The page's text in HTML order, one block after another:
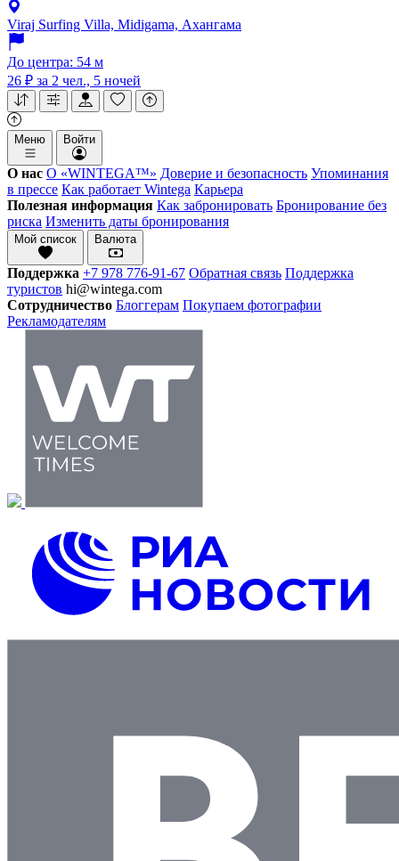
Viraj Surfing Villa, Midigama, Ахангама
До центра: 54 м
26 ₽ за 2 чел., 5 ночей
Меню Войти
О нас О «WINTEGA™» Доверие и безопасность Упоминания
в прессе Как работает Wintega Карьера
Полезная информация Как забронировать Бронирование без
риска Изменить даты бронирования
Мой список Валюта
Поддержка +7 978 776-91-67 Обратная связь Поддержка
туристов hi@wintega.com
Сотрудничество Блоггерам Покупаем фотографии
Рекламодателям